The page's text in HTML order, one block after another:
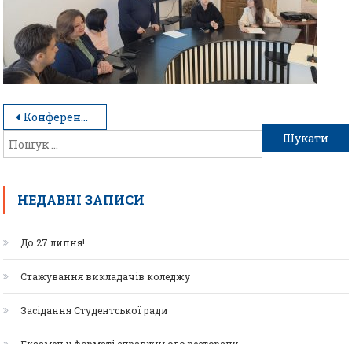
Конференція: маркетинг по-новому
НЕДАВНІ ЗАПИСИ
До 27 липня!
Стажування викладачів коледжу
Засідання Студентської ради